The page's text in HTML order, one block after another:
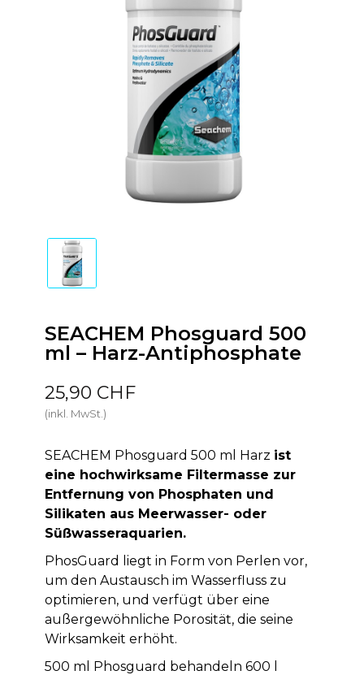
SEACHEM Phosguard 500
ml – Harz-Antiphosphate
25,90 CHF
(inkl. MwSt.)
SEACHEM Phosguard 500 ml Harz ist
eine hochwirksame Filtermasse zur
Entfernung von Phosphaten und
Silikaten aus Meerwasser- oder
Süßwasseraquarien.
PhosGuard liegt in Form von Perlen vor,
um den Austausch im Wasserfluss zu
optimieren, und verfügt über eine
außergewöhnliche Porosität, die seine
Wirksamkeit erhöht.
500 ml Phosguard behandeln 600 l